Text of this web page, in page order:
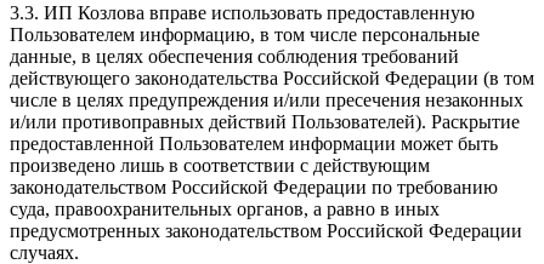
3.3. ИП Козлова вправе использовать предоставленную
Пользователем информацию, в том числе персональные
данные, в целях обеспечения соблюдения требований
действующего законодательства Российской Федерации (в том
числе в целях предупреждения и/или пресечения незаконных
и/или противоправных действий Пользователей). Раскрытие
предоставленной Пользователем информации может быть
произведено лишь в соответствии с действующим
законодательством Российской Федерации по требованию
суда, правоохранительных органов, а равно в иных
предусмотренных законодательством Российской Федерации
случаях.